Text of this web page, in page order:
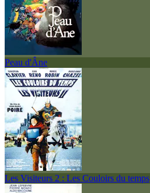
Peau d'Âne
Les Visiteurs 2 : Les Couloirs du temps